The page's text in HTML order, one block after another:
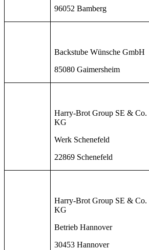
96052 Bamberg
Backstube Wünsche GmbH
85080 Gaimersheim
Harry-Brot Group SE & Co.
KG
Werk Schenefeld
22869 Schenefeld
Harry-Brot Group SE & Co.
KG
Betrieb Hannover
30453 Hannover